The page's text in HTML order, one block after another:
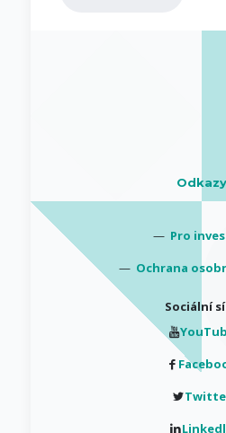
Odkazy
— Pro
— Ochrana
Sociální